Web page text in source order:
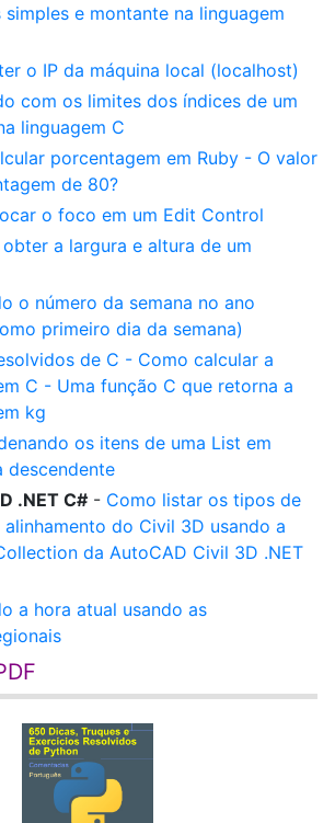
e montante na linguagem
o IP da máquina local (localhost)
com os limites dos índices de um
linguagem C
porcentagem em Ruby - O valor
de 80?
o foco em um Edit Control
a largura e altura de um
o número da semana no ano
primeiro dia da semana)
de C - Como calcular a
C - Uma função C que retorna a
kg
os itens de uma List em
descendente
.NET C# - Como listar os tipos de
do Civil 3D usando a
da AutoCAD Civil 3D .NET
a hora atual usando as